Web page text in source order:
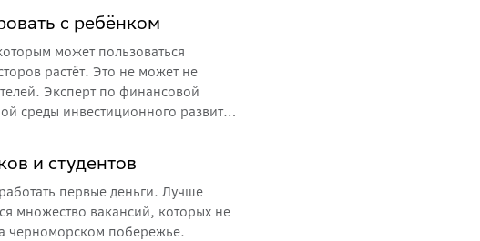
разбираемся, как помочь
опыт.
с ребёнком
может пользоваться
растёт. Это не может не
Эксперт по финансовой
среды инвестиционного развития
и студентов
первые деньги. Лучше
множество вакансий, которых не
черноморском побережье.